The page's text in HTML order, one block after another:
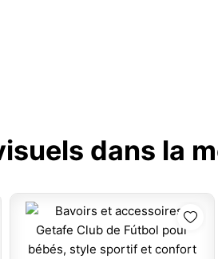
dans la